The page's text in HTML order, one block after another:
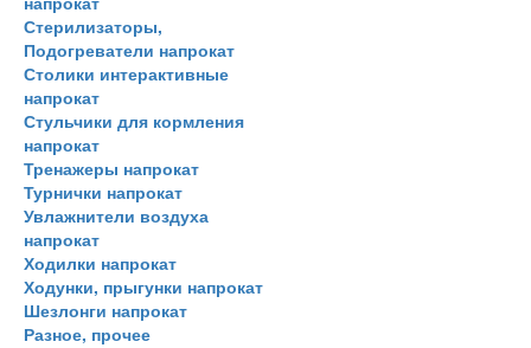
Стерилизаторы,
Подогреватели напрокат
Столики интерактивные
напрокат
Стульчики для кормления
напрокат
Тренажеры напрокат
Турнички напрокат
Увлажнители воздуха
напрокат
Ходилки напрокат
Ходунки, прыгунки напрокат
Шезлонги напрокат
Разное, прочее